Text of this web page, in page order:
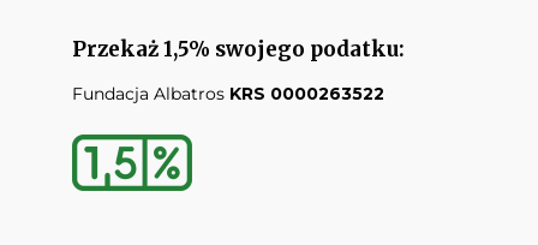
Przekaż 1,5% swojego podatku:
Fundacja Albatros KRS 0000263522